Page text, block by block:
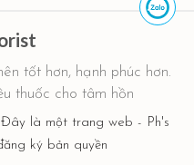
tốt hơn, hạnh phúc hơn.
thuốc cho tâm hồn
là một trang web - Ph's
ký bản quyền